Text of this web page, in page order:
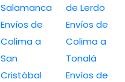
Salamanca
Envíos de
Colima a
San
Cristóbal
de Lerdo
Envíos de
Colima a
Tonalá
Envíos de